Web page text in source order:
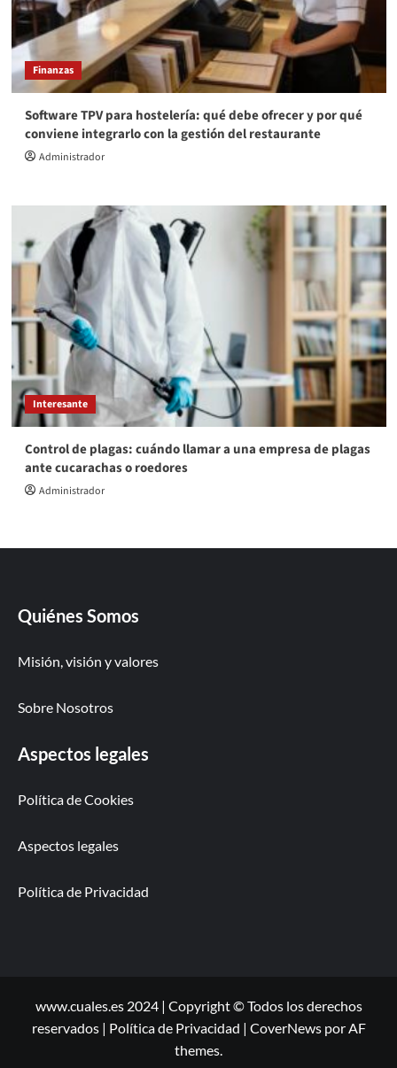
Finanzas
Software TPV para hostelería: qué debe ofrecer y por qué
conviene integrarlo con la gestión del restaurante
Administrador
Interesante
Control de plagas: cuándo llamar a una empresa de plagas
ante cucarachas o roedores
Administrador
Quiénes Somos
Misión, visión y valores
Sobre Nosotros
Aspectos legales
Política de Cookies
Aspectos legales
Política de Privacidad
www.cuales.es 2024 | Copyright © Todos los derechos
reservados | Política de Privacidad | CoverNewspor AF
themes.